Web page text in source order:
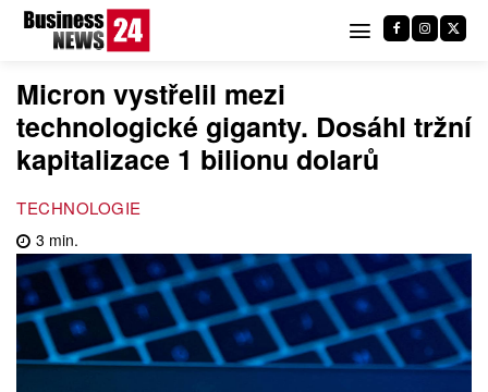
Micron vystřelil mezi
technologické giganty. Dosáhl tržní
kapitalizace 1 bilionu dolarů
TECHNOLOGIE
3 min.